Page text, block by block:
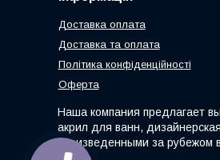
Доставка оплата
Доставка та оплата
Політика конфіденційності
Оферта
Наша компания предлагает
акрил для ванн,
произведенными за рубежом